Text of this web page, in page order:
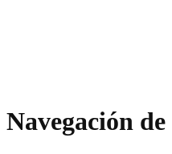
Navegación